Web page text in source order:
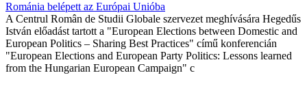
Románia belépett az Európai Unióba
A Centrul Român de Studii Globale szervezet meghívására Hegedűs
István előadást tartott a "European Elections between Domestic and
European Politics – Sharing Best Practices" című konferencián
"European Elections and European Party Politics: Lessons learned
from the Hungarian European Campaign" c